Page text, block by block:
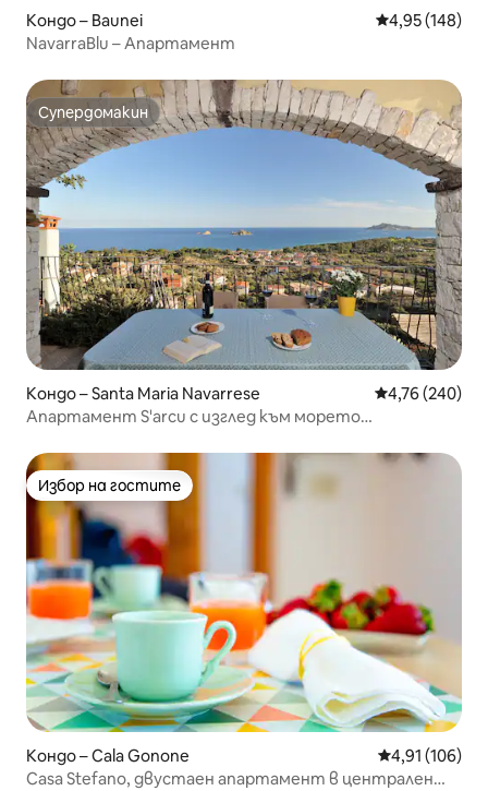
Кондо – Baunei Средна
4,95 (148)
NavarraBlu – Апартамент
Супердомакин
Супердомакин
Кондо – Santa Maria Navarrese Средна
4,76 (240)
Апартамент S'arcu с изглед към морето
Избор на гостите
Избор на гостите
Кондо – Cala Gonone Средна
4,91 (106)
Casa Stefano, двустаен апартамент в централен